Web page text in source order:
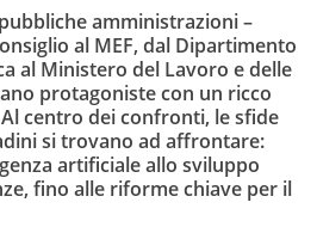
amministrazioni –
al MEF, dal Dipartimento
al Ministero del Lavoro e delle
protagoniste con un ricco
centro dei confronti, le sfide
si trovano ad affrontare:
artificiale allo sviluppo
fino alle riforme chiave per il